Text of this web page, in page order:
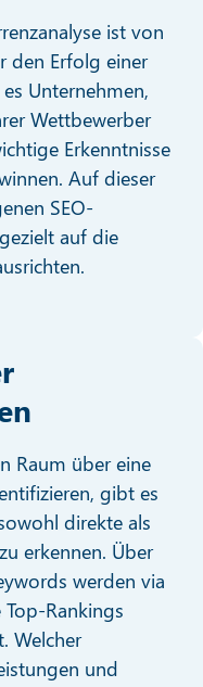
ist von
den Erfolg einer
Unternehmen,
Wettbewerber
Erkenntnisse
Auf dieser
SEO-
auf die
Raum über eine
gibt es
direkte als
erkennen. Über
werden via
Rankings
Welcher
und